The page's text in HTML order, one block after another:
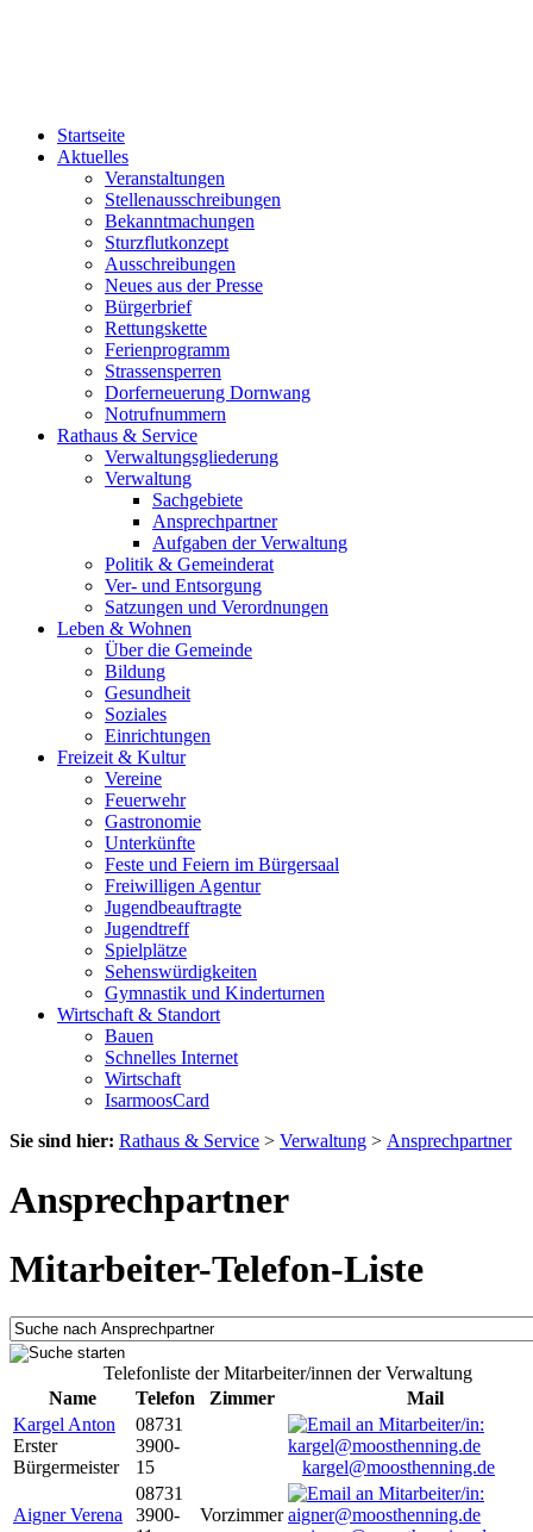
Startseite
Aktuelles
Veranstaltungen
Stellenausschreibungen
Bekanntmachungen
Sturzflutkonzept
Ausschreibungen
Neues aus der Presse
Bürgerbrief
Rettungskette
Ferienprogramm
Strassensperren
Dorferneuerung Dornwang
Notrufnummern
Rathaus & Service
Verwaltungsgliederung
Verwaltung
Sachgebiete
Ansprechpartner
Aufgaben der Verwaltung
Politik & Gemeinderat
Ver- und Entsorgung
Satzungen und Verordnungen
Leben & Wohnen
Über die Gemeinde
Bildung
Gesundheit
Soziales
Einrichtungen
Freizeit & Kultur
Vereine
Feuerwehr
Gastronomie
Unterkünfte
Feste und Feiern im Bürgersaal
Freiwilligen Agentur
Jugendbeauftragte
Jugendtreff
Spielplätze
Sehenswürdigkeiten
Gymnastik und Kinderturnen
Wirtschaft & Standort
Bauen
Schnelles Internet
Wirtschaft
IsarmoosCard
Sie sind hier: Rathaus & Service > Verwaltung > Ansprechpartner
Ansprechpartner
Mitarbeiter-Telefon-Liste
Telefonliste der Mitarbeiter/innen der Verwaltung
Name
Telefon Zimmer
Mail
Kargel Anton
Erster
Bürgermeister
08731
3900-
15
kargel@moosthenning.de
Aigner Verena
08731
3900-
Vorzimmer